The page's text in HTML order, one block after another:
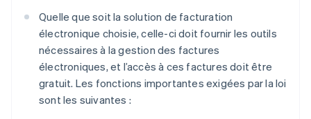
Quelle que soit la solution de facturation
électronique choisie, celle-ci doit fournir les outils
nécessaires à la gestion des factures
électroniques, et l’accès à ces factures doit être
gratuit. Les fonctions importantes exigées par la loi
sont les suivantes :